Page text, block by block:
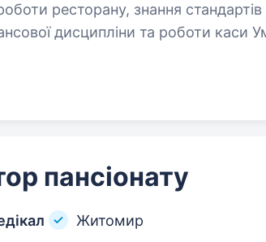
стандартів обслуговування
пансіонату
Житомир